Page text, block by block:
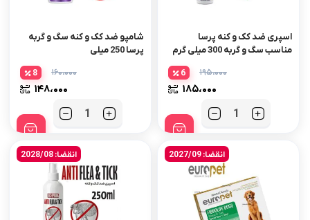
اسپری ضد کک و کنه پرسا
مناسب سگ و گربه 300 میلی گرم
۱۹۵،۰۰۰
۱۸۵،۰۰۰
6
تعداد
شامپو ضد کک و کنه سگ و گربه
پرسا 250 میلی
۱۶۰،۰۰۰
۱۴۸،۰۰۰
8
تعداد
انقضا: 2027/09 انقضا: 2028/08